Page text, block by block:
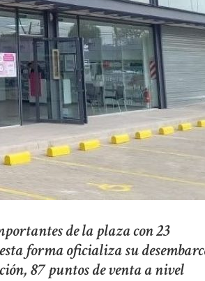
de la plaza con 23
forma oficializa su
87 puntos de venta a nivel